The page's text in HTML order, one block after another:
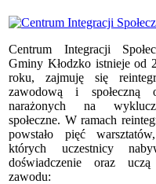
Centrum Integracji
Gminy Kłodzko istnieje od
roku, zajmuję się
zawodową i społeczną
narażonych na
społeczne. W ramach
powstało pięć
których uczestnicy
doświadczenie oraz
zawodu: